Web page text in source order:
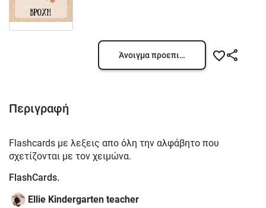
Άνοιγμα προεπισκόπησης
Περιγραφή
Flashcards με λεξεις απο όλη την αλφάβητο που
σχετίζονται με τον χειμώνα.
FlashCards.
Ellie Kindergarten teacher